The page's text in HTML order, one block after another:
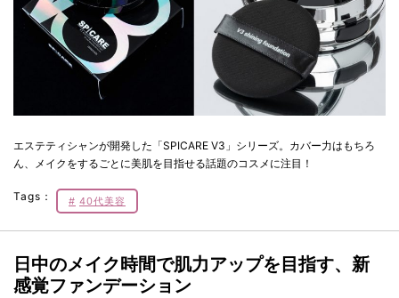
エステティシャンが開発した「SPICARE V3」シリーズ。カバー力はもちろ
ん、メイクをするごとに美肌を目指せる話題のコスメに注目！
Tags： 40代美容
日中のメイク時間で肌力アップを目指す、新
感覚ファンデーション